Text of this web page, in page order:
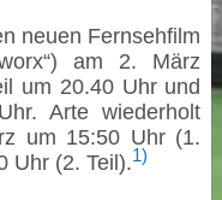
neuen Fernsehfilm
am 2. März
um 20.40 Uhr und
Arte wiederholt
um 15:50 Uhr (1.
Uhr (2. Teil).1)